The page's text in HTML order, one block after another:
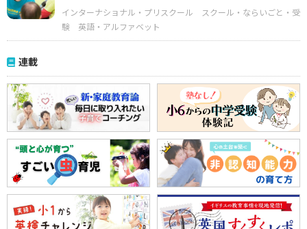
インターナショナル・プリスクール
スクール・ならいごと・受
験
英語・アルファベット
連載